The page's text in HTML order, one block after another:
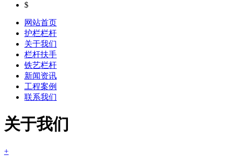
$
网站首页
护栏栏杆
关于我们
栏杆扶手
铁艺栏杆
新闻资讯
工程案例
联系我们
关于我们
+